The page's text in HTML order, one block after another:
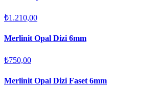
₺1.210,00
Merlinit Opal Dizi 6mm
₺750,00
Merlinit Opal Dizi Faset 6mm